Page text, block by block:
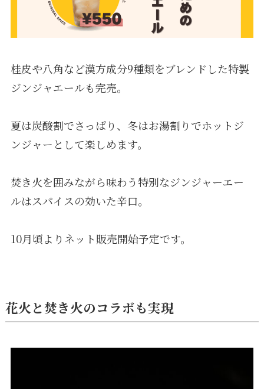
桂皮や八角など漢方成分9種類をブレンドした特製
ジンジャエールも完売。
夏は炭酸割でさっぱり、冬はお湯割りでホットジ
ンジャーとして楽しめます。
焚き火を囲みながら味わう特別なジンジャーエー
ルはスパイスの効いた辛口。
10月頃よりネット販売開始予定です。
花火と焚き火のコラボも実現